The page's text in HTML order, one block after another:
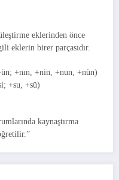
eklerinden önce
eklerin birer parçasıdır.
+nın, +nin, +nun, +nün)
+su, +sü)
kaynaştırma